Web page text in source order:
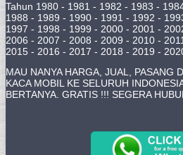
Tahun 1980 - 1981 - 1982 - 1983 -
1988 - 1989 - 1990 - 1991 - 1992 -
1997 - 1998 - 1999 - 2000 - 2001 -
2006 - 2007 - 2008 - 2009 - 2010 -
2015 - 2016 - 2017 - 2018 - 2019 -
MAU NANYA HARGA, JUAL, PASANG
KACA MOBIL KE SELURUH
BERTANYA. GRATIS !!! SEGERA